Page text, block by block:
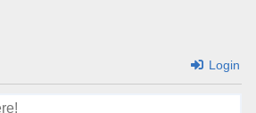
Login